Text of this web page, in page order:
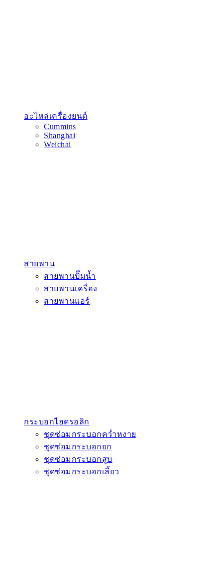
อะไหล่เครื่องยนต์
Cummins
Shanghai
Weichai
สายพาน
สายพานปั๊มน้ำ
สายพานเครื่อง
สายพานแอร์
กระบอกไฮดรอลิก
ชุดซ่อมกระบอกคว่ำหงาย
ชุดซ่อมกระบอกยก
ชุดซ่อมกระบอกสูบ
ชุดซ่อมกระบอกเลี้ยว